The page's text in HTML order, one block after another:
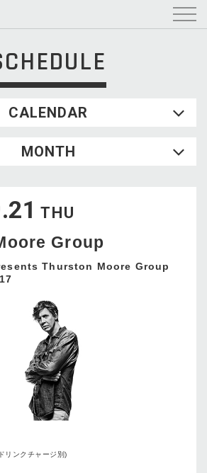
CALENDAR
WED
4 5
18 19 20
25 26 27 28
29
MONTH
THU
Group
Thurston Moore Group
リンクチャージ別)